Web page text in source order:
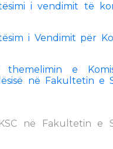
i vendimit të
i Vendimit për
themelimin e
në Fakultetin e
në Fakultetin e